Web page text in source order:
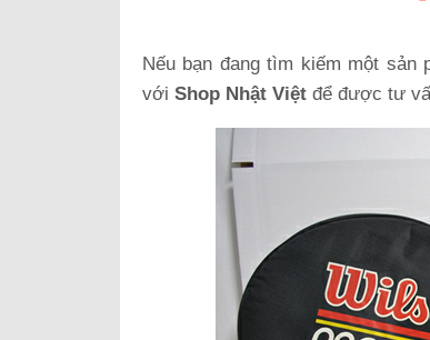
Nếu bạn đang tìm kiếm một sản
với Shop Nhật Việt để được tư